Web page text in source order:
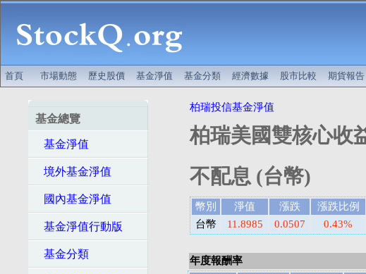
首頁 市場動態 歷史股價 基金淨值 基金分類 經濟數據 股市比較 期貨報告
基金總覽
基金淨值
境外基金淨值
國內基金淨值
基金淨值行動版
基金分類
柏瑞投信基金淨值
柏瑞美國雙核心收
不配息 (台幣)
幣別 淨值 漲跌 漲跌比例
台幣
11.8985 0.0507 0.43%
年度報酬率